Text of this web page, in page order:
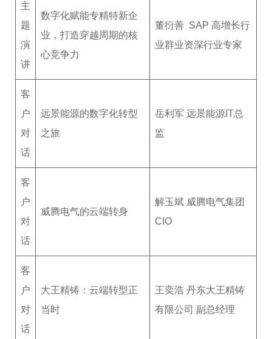
主
题
演
讲
数字化赋能专精特新企
业，打造穿越周期的核
心竞争力
董衍善 SAP 高增长行
业群业资深行业专家
客
户
对
话
远景能源的数字化转型
之旅
岳利军 远景能源IT总
监
客
户
对
话
威腾电气的云端转身
解玉斌 威腾电气集团
CIO
客
户
对
话
大王精铸：云端转型正
当时
王奕浩 丹东大王精铸
有限公司 副总经理